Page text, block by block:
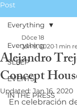
Post
Everything
SLEEP
EVENTS
IN THE PRESS
Everything
Alejandro
Concept
Dôce 18
Jan 9, 2020 1 min
Updated: Jan 16, 2020
En celebración